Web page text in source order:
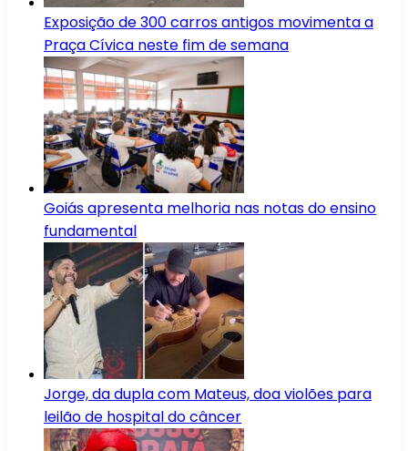
Exposição de 300 carros antigos movimenta a
Praça Cívica neste fim de semana
Goiás apresenta melhoria nas notas do ensino
fundamental
Jorge, da dupla com Mateus, doa violões para
leilão de hospital do câncer